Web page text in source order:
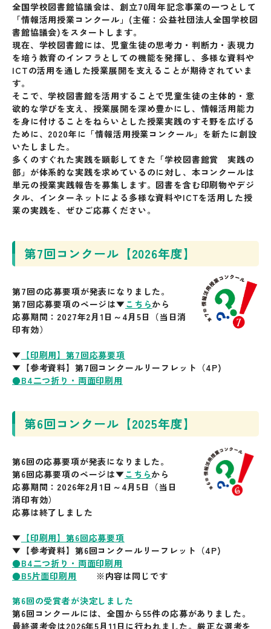
全国学校図書館協議会は、創立70周年記念事業の一つとして
「情報活用授業コンクール」(主催：公益社団法人全国学校図
書館協議会)をスタートします。
現在、学校図書館には、児童生徒の思考力・判断力・表現力
を培う教育のインフラとしての機能を発揮し、多様な資料や
ICTの活用を通した授業展開を支えることが期待されていま
す。
そこで、学校図書館を活用することで児童生徒の主体的・意
欲的な学びを支え、授業展開を深め豊かにし、情報活用能力
を身に付けることをねらいとした授業実践のすそ野を広げる
ために、2020年に「情報活用授業コンクール」を新たに創設
いたしました。
多くのすぐれた実践を顕彰してきた「学校図書館賞 実践の
部」が体系的な実践を求めているのに対し、本コンクールは
単元の授業実践報告を募集します。図書を含む印刷物やデジ
タル、インターネットによる多様な資料やICTを活用した授
業の実践を、ぜひご応募ください。
第7回コンクール【2026年度】
第7回の応募要項が発表になりました。
第7回応募要項のページは▼こちらから
応募期間：2027年2月1日～4月5日（当日消
印有効）
▼ 【印刷用】第7回応募要項
▼【参考資料】第7回コンクールリーフレット（4P)
●B4二つ折り・両面印刷用
第6回コンクール【2025年度】
第6回の応募要項が発表になりました。
第6回応募要項のページは▼こちらから
応募期間：2026年2月1日～4月5日（当日
消印有効）
応募は終了しました
▼ 【印刷用】第6回応募要項
▼【参考資料】第6回コンクールリーフレット（4P)
●B4二つ折り・両面印刷用
●B5片面印刷用
※内容は同じです
第6回の受賞者が決定しました
第6回コンクールには、全国から55件の応募がありました。
最終選考会は2026年5月11日に行われました。厳正な選考を